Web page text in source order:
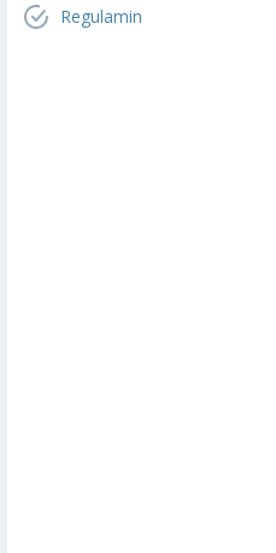
Regulamin